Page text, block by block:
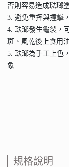
否則容易造成琺瑯
3. 避免重摔與撞擊
4. 琺瑯發生龜裂，
斑、風乾後上食用
5. 琺瑯為手工上色
象
規格說明